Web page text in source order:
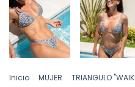
Inicio . MUJER . TRIANGULO